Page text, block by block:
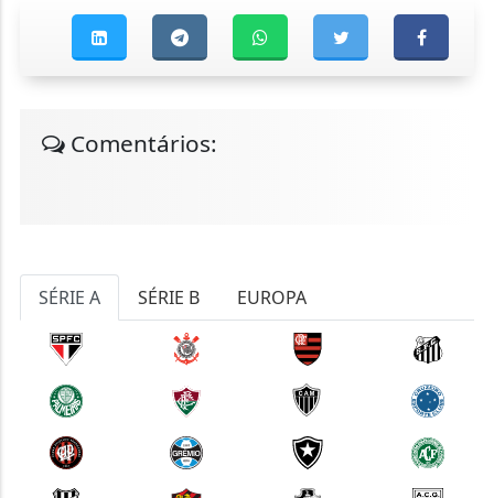
Comentários:
SÉRIE A SÉRIE B EUROPA